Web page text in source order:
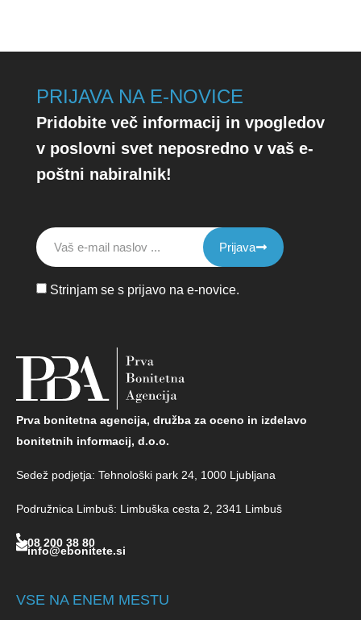
PRIJAVA NA E-NOVICE
Pridobite več informacij in vpogledov
v poslovni svet neposredno v vaš e-
poštni nabiralnik!
Strinjam se s prijavo na e-novice.
Prijava
Prva bonitetna agencija, družba za oceno in izdelavo
bonitetnih informacij, d.o.o.
Sedež podjetja: Tehnološki park 24, 1000 Ljubljana
Podružnica Limbuš: Limbuška cesta 2, 2341 Limbuš
08 200 38 80
info@ebonitete.si
VSE NA ENEM MESTU